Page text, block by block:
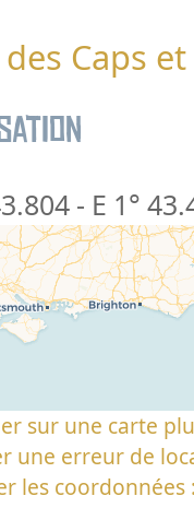
des Caps
- E 1°
sur une carte
une erreur de
les coordonnées